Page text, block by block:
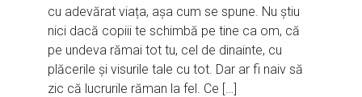
cu adevărat viața, așa cum se spune. Nu știu
nici dacă copiii te schimbă pe tine ca om, că
pe undeva rămai tot tu, cel de dinainte, cu
plăcerile și visurile tale cu tot. Dar ar fi naiv să
zic că lucrurile răman la fel. Ce […]